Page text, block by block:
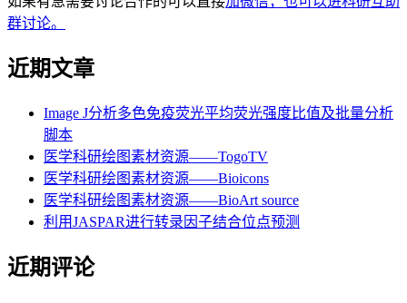
群讨论。
近期文章
Image J分析多色免疫荧光平均荧光强度比值及批量分析
脚本
医学科研绘图素材资源——TogoTV
医学科研绘图素材资源——Bioicons
医学科研绘图素材资源——BioArt source
利用JASPAR进行转录因子结合位点预测
近期评论